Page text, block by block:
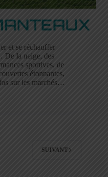
et se réchauffer
De la neige, des
sportives, de
étonnantes,
sur les marchés…
SUIVANT